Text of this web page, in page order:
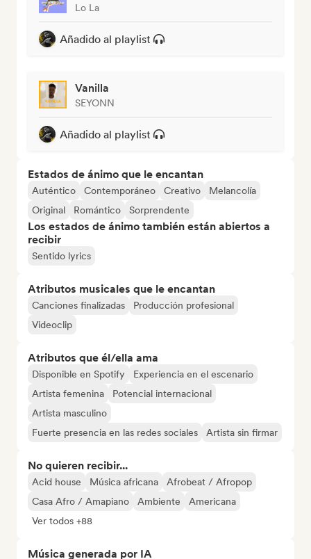
Lo La
Añadido al playlist
Vanilla
SEYONN
Añadido al playlist
Estados de ánimo que le encantan
Auténtico Contemporáneo Creativo
Melancolía
Original
Romántico Sorprendente
Los estados de ánimo también están abiertos a
recibir
Sentido lyrics
Atributos musicales que le encantan
Canciones finalizadas
Producción profesional
Videoclip
Atributos que él/ella ama
Disponible en Spotify
Experiencia en el escenario
Artista femenina
Potencial internacional
Artista masculino
Fuerte presencia en las redes sociales
Artista sin firmar
No quieren recibir...
Acid house Música africana
Afrobeat / Afropop
Casa Afro / Amapiano
Ambiente
Americana
Ver todos +88
Música generada por IA